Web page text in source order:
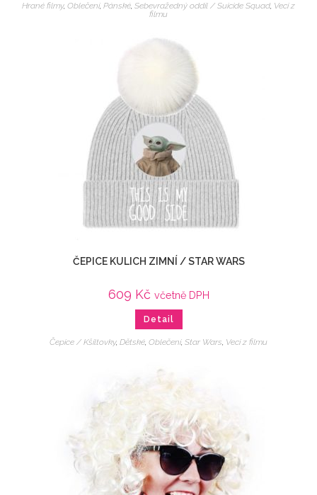
Hrané filmy, Oblečení, Pánské, Sebevražedný oddíl / Suicide Squad, Veci z
filmu
ČEPICE KULICH ZIMNÍ / STAR WARS
609 Kč včetně DPH
Detail
Čepice / Kšiltovky, Dětské Oblečení, Star Wars Veci z filmu